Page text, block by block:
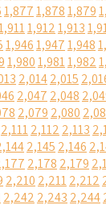
1,8771,8781,879
1,9121,913
1,9461,9471,948
1,9801,9811,982
2,0142,015
2,047 2,048
2,079 2,080
2,1112,112 2,113
2,145 2,146
2,178 2,179
2,210 2,2112,212
2,242 2,243 2,244